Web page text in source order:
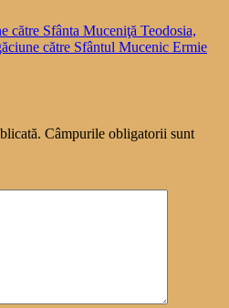
către Sfânta Muceniţă Teodosia,
către Sfântul Mucenic Ermie
Câmpurile obligatorii sunt